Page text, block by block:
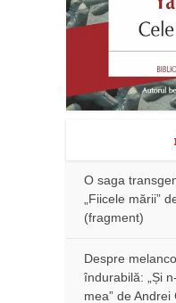
O saga
„Fiicele mării”
(fragment)
Despre
îndurabilă: „Și
mea” de Andrei